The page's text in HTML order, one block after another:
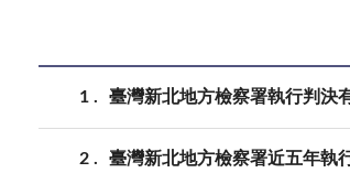
1 臺灣新北地方檢察署執行判決
2 臺灣新北地方檢察署近五年執